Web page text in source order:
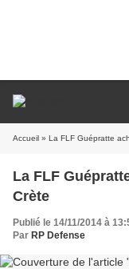
Accueil » La FLF Guépratte
La FLF
Crète
Publié le 14/11/2014 à
Par RP Defense